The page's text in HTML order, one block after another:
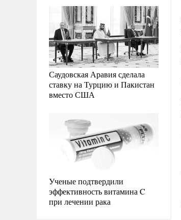
Саудовская Аравия сделала
ставку на Турцию и Пакистан
вместо США
Ученые подтвердили
эффективность витамина C
при лечении рака